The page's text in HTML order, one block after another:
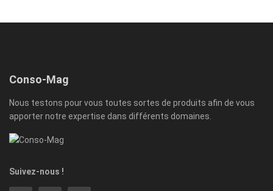
Conso-Mag
Nous testons pour vous toutes sortes de produits afin de vous
apporter notre expertise dans différents domaines.
Suivez-nous !